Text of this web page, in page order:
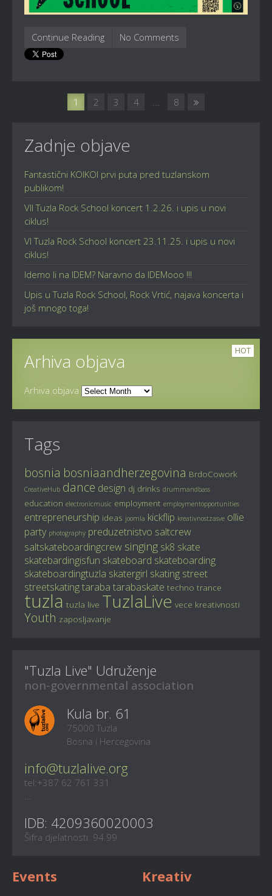
Continue Reading No Comments
1 2 3 4 ... 8
Zadnje objave
Fantastični KOIKOI prvi puta pred tuzlanskom
publikom!
VII Tuzla Rock School koncert 1.2.26. i upis u novi
ciklus!
VI Tuzla Rock School koncert 23.11.25. i upis u novi
ciklus!
Idemo li na IDEM? Naravno da IDEMooo !!!
Upis u Tuzla Rock School, Rock Vrtić, najava koncerta i
još mnogo toga!
HOT
Arhiva objava
Arhiva objava
Tags
bosnia bosniaandherzegovina BrdoCowork
CreativeHub dance design dj drinks drummandbass
education electronicmusic employment employmentopportunities
entrepreneurship ideas joomla kickflip kreativnostzasve ollie
party photography preduzetnistvo saltcrew
saltskateboardingcrew singing sk8 skate
skatebardingisfun skateboard skateboarding
skateboardingtuzla skatergirl skating street
streetskatingtaraba tarabaskate techno trance
tuzla tuzla live TuzlaLive vece kreativnosti
Youth zaposljavanje
"Tuzla Live" Udruženje
non-governmental association
Kula br. 61
75000 Tuzla
Bosna i Hercegovina
info@tuzlalive.org
tel:+387 62 761 331
...
IDB: 4209360020003
Šifra djelatnosti: 94.99
Events Kreativ